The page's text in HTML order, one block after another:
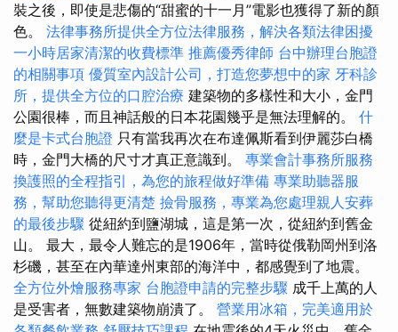
裝之後，即使是悲傷的“甜蜜的十一月”電影也獲得了新的顏
色。 法律事務所提供全方位法律服務，解決各類法律困擾
一小時居家清潔的收費標準 推薦優秀律師 台中辦理台胞證
的相關事項 優質室內設計公司，打造您夢想中的家 牙科診
所，提供全方位的口腔治療 建築物的多樣性和大小，金門
公園很棒，而且神話般的日本花園幾乎是無法理解的。 什
麼是卡式台胞證 只有當我再次在布達佩斯看到伊麗莎白橋
時，金門大橋的尺寸才真正意識到。 專業會計事務所服務
換護照的全程指引，為您的旅程做好準備 專業助聽器服
務，幫助您聽得更清楚 撿骨服務，專業為您處理親人安葬
的最後步驟 從紐約到鹽湖城，這是第一次，從紐約到舊金
山。 最大，最令人難忘的是1906年，當時從俄勒岡州到洛
杉磯，甚至在內華達州東部的海洋中，都感覺到了地震。
全方位外燴服務專家 台胞證申請的完整步驟 成千上萬的人
是受害者，無數建築物崩潰了。 營業用冰箱，完美適用於